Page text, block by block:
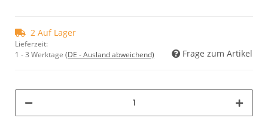
2 Auf Lager
Lieferzeit:
1 - 3 Werktage (DE - Ausland abweichend) Frage zum Artikel